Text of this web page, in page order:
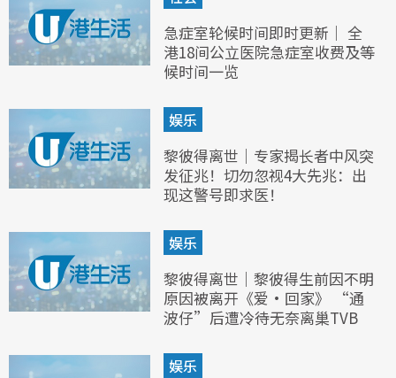
急症室轮候时间即时更新｜ 全
港18间公立医院急症室收费及等
候时间一览
娱乐
黎彼得离世｜专家揭长者中风突
发征兆！切勿忽视4大先兆：出
现这警号即求医！
娱乐
黎彼得离世｜黎彼得生前因不明
原因被离开《爱·回家》 “通
波仔”后遭冷待无奈离巢TVB
娱乐